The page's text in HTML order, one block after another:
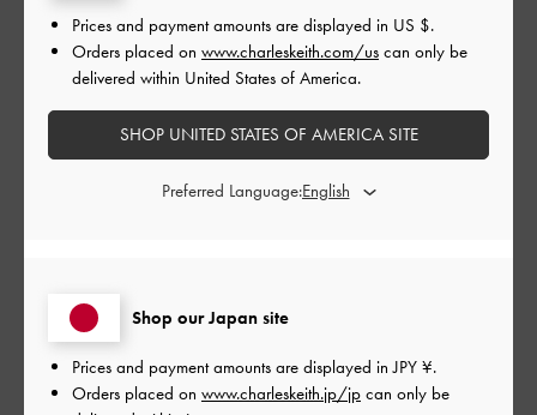
デザイン
とても良かった
このレビューは役に立ちましたか？
Shop our Japan site
Prices and payment amounts are displayed inJPY ¥.
Orders placed on www.charleskeith.jp/jp can only be
Prices and payment amounts are displayed in US $.
Orders placed on www.charleskeith.com/us can only be
delivered within United States of America.
SHOP UNITED STATES OF AMERICA SITE
Preferred Language: